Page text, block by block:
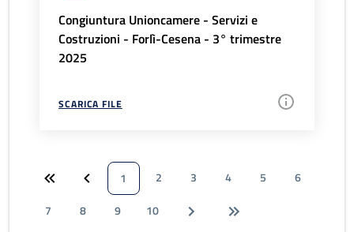
Congiuntura Unioncamere - Servizi e
Costruzioni - Forlì-Cesena - 3° trimestre
2025
SCARICA FILE
1 2 3 4 5
6
7
8 9 10